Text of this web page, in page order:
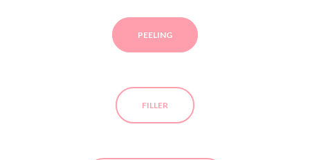
PEELING
FILLER